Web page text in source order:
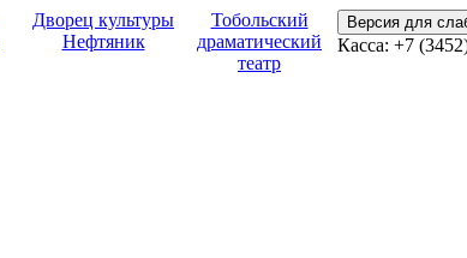
Дворец культуры
Нефтяник
Тобольский
драматический
театр
Версия для
Касса: +7